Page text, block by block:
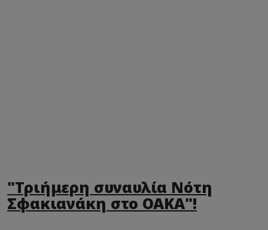
"Τριήμερη συναυλία Νότη
Σφακιανάκη στο ΟΑΚΑ"!